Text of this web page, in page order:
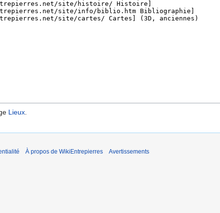
Lieux.
À propos de WikiEntrepierres Avertissements